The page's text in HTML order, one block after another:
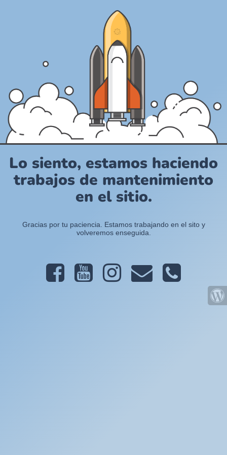
Lo siento, estamos haciendo
trabajos de mantenimiento
en el sitio.
Gracias por tu paciencia. Estamos trabajando en el sito y
volveremos enseguida.